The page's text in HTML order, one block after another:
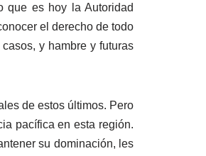
que es hoy la Autoridad
el derecho de todo
y hambre y futuras
de estos últimos. Pero
pacífica en esta región.
su dominación, les